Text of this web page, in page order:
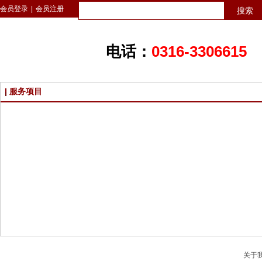
电话： 0316-3306615
搜索
会员登录 会员注册
服务项目
关于